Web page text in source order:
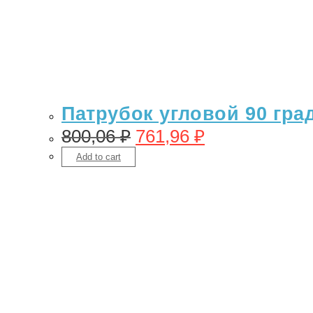
Патрубок угловой 90
800,06₽ 761,96 ₽
Add to cart